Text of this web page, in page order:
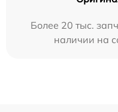
Более 20 тыс.
наличии на